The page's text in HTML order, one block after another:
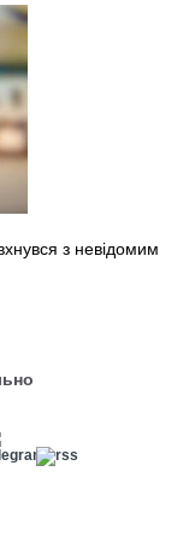
з невідомим